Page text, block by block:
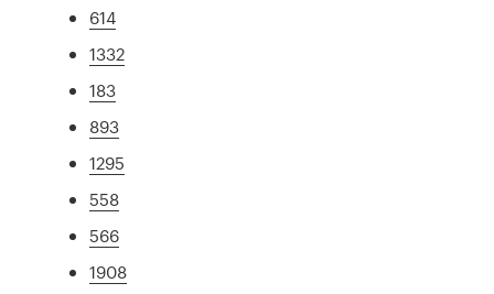
614
1332
183
893
1295
558
566
1908